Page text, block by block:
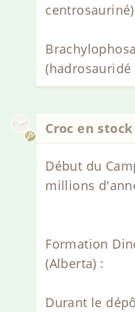
centrosauriné)
Croc en stock
Début du
millions
Formation
(Alberta) :
Durant le